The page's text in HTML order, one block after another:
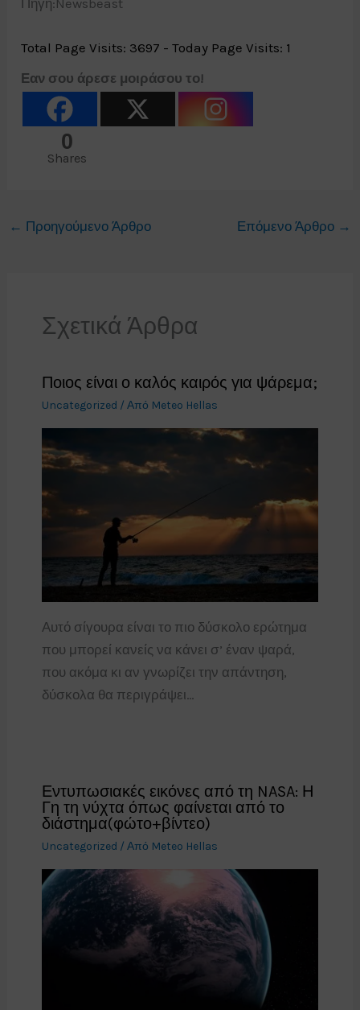
Πηγή:Newsbeast
Total Page Visits: 3697 - Today Page Visits: 1
Εαν σου άρεσε μοιράσου το!
0
Shares
← Προηγούμενο Άρθρο Επόμενο Άρθρο →
Σχετικά Άρθρα
Ποιος είναι ο καλός καιρός για ψάρεμα;
Uncategorized / Από Meteo Hellas
Αυτό σίγουρα είναι το πιο δύσκολο ερώτημα
που μπορεί κανείς να κάνει σ’ έναν ψαρά,
που ακόμα κι αν γνωρίζει την απάντηση,
δύσκολα θα περιγράψει…
Εντυπωσιακές εικόνες από τη NASA: Η
Γη τη νύχτα όπως φαίνεται από το
διάστημα(φώτο+βίντεο)
Uncategorized / Από Meteo Hellas